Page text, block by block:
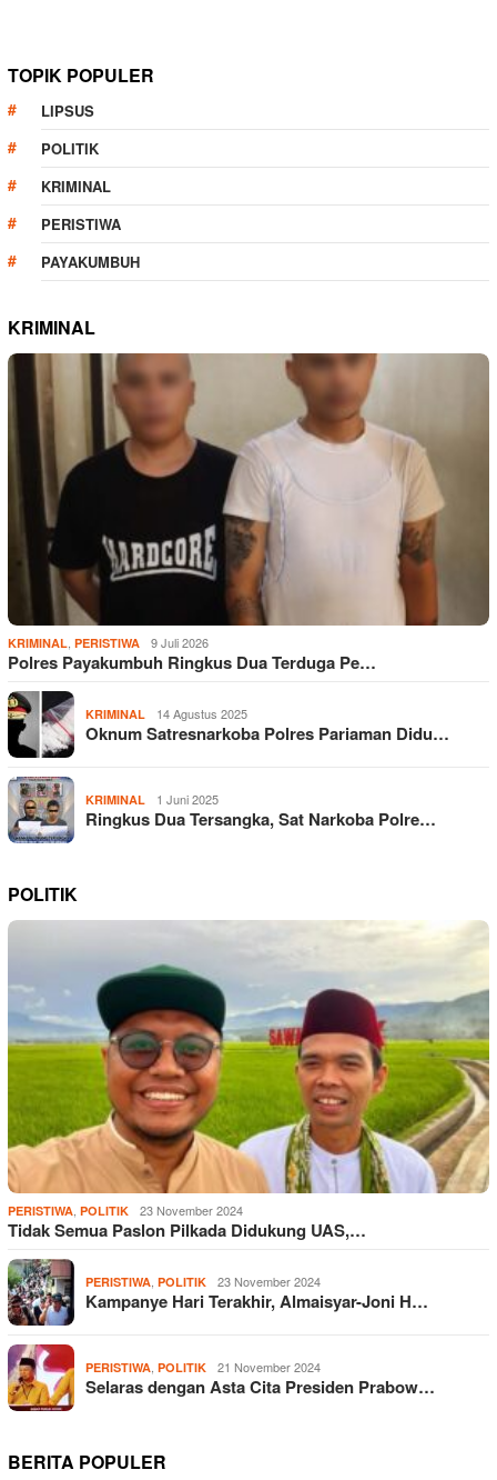
TOPIK POPULER
LIPSUS
POLITIK
KRIMINAL
PERISTIWA
PAYAKUMBUH
KRIMINAL
KRIMINAL, PERISTIWA 9 Juli 2026
Polres Payakumbuh Ringkus Dua Terduga Pe…
KRIMINAL 14 Agustus 2025
Oknum Satresnarkoba Polres Pariaman Didu…
KRIMINAL 1 Juni 2025
Ringkus Dua Tersangka, Sat Narkoba Polre…
POLITIK
PERISTIWA, POLITIK 23 November 2024
Tidak Semua Paslon Pilkada Didukung UAS,…
PERISTIWA, POLITIK 23 November 2024
Kampanye Hari Terakhir, Almaisyar-Joni H…
PERISTIWA, POLITIK 21 November 2024
Selaras dengan Asta Cita Presiden Prabow…
BERITA POPULER